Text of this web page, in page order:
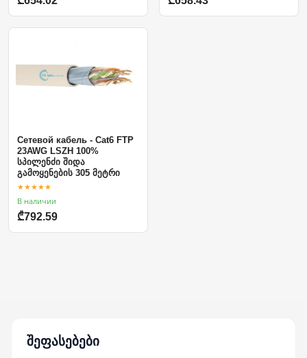
Сетевой кабель - Cat6 FTP
23AWG LSZH 100%
სპილენძი შიდა
გამოყენების 305 მეტრი
★★★★★
В наличии
₾792.59
შეფასებები